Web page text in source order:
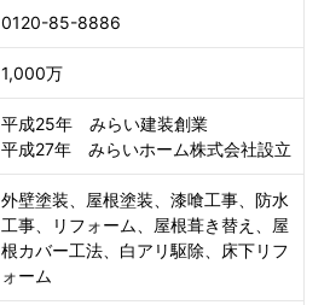
0120-85-8886
1,000万
平成25年 みらい建装創業
平成27年 みらいホーム株式会社設立
外壁塗装、屋根塗装、漆喰工事、防水
工事、リフォーム、屋根葺き替え、屋
根カバー工法、白アリ駆除、床下リフ
ォーム